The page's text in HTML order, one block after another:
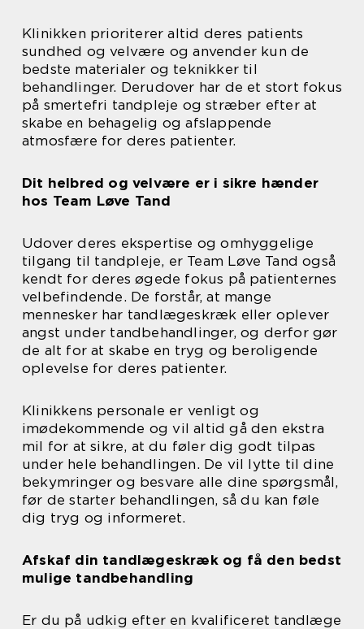
Klinikken prioriterer altid deres patients
sundhed og velvære og anvender kun de
bedste materialer og teknikker til
behandlinger. Derudover har de et stort fokus
på smertefri tandpleje og stræber efter at
skabe en behagelig og afslappende
atmosfære for deres patienter.
Dit helbred og velvære er i sikre hænder
hos Team Løve Tand
Udover deres ekspertise og omhyggelige
tilgang til tandpleje, er Team Løve Tand også
kendt for deres øgede fokus på patienternes
velbefindende. De forstår, at mange
mennesker har tandlægeskræk eller oplever
angst under tandbehandlinger, og derfor gør
de alt for at skabe en tryg og beroligende
oplevelse for deres patienter.
Klinikkens personale er venligt og
imødekommende og vil altid gå den ekstra
mil for at sikre, at du føler dig godt tilpas
under hele behandlingen. De vil lytte til dine
bekymringer og besvare alle dine spørgsmål,
før de starter behandlingen, så du kan føle
dig tryg og informeret.
Afskaf din tandlægeskræk og få den bedst
mulige tandbehandling
Er du på udkig efter en kvalificeret tandlæge